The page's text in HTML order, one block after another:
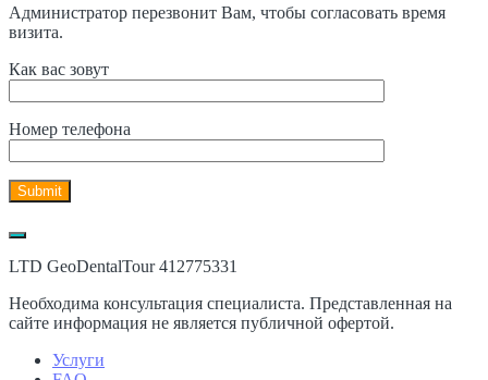
Администратор перезвонит Вам, чтобы согласовать время
визита.
Как вас зовут
Номер телефона
LTD GeoDentalTour 412775331
Необходима консультация специалиста. Представленная на
сайте информация не является публичной офертой.
Услуги